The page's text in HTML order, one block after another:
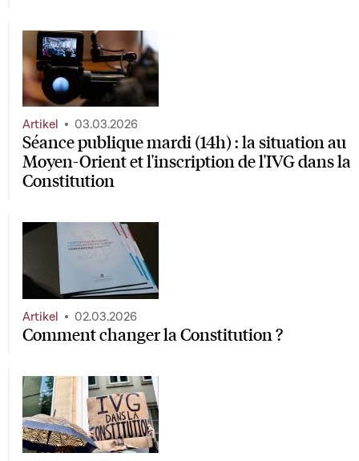
Séance publique mardi (14h) : la situation au
Moyen-Orient et l'inscription de l'IVG dans la
Constitution
Artikel 03.03.2026
Comment changer la Constitution ?
Artikel 02.03.2026